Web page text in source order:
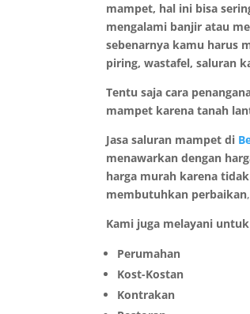
mampet, hal ini bisa
mengalami banjir atau
sebenarnya kamu harus
piring, wastafel, saluran
Tentu saja cara
mampet karena tanah
Jasa saluran mampet di
menawarkan dengan
harga murah karena
membutuhkan perbaikan,
Kami juga melayani
Perumahan
Kost-Kostan
Kontrakan